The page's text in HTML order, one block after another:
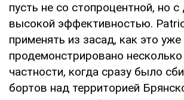
пусть не со стопроцентной, но
высокой эффективностью.
применять из засад, как это
продемонстрировано
частности, когда сразу было
бортов над территорией